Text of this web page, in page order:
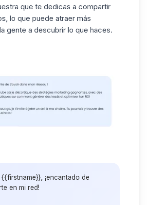
que te dedicas a compartir
lo que puede atraer más
gente a descubrir lo que haces.
{{firstname}}, ¡encantado de
en mi red!